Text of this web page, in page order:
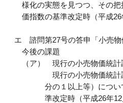
様化の実態を見つつ、その
価指数の基準改定時（平成
エ 諮問第27号の答申「小売物
今後の課題
（ア）
現行の小売物価統計
現行の小売物価統計
分の１以上等）につ
準改定時（平成26年